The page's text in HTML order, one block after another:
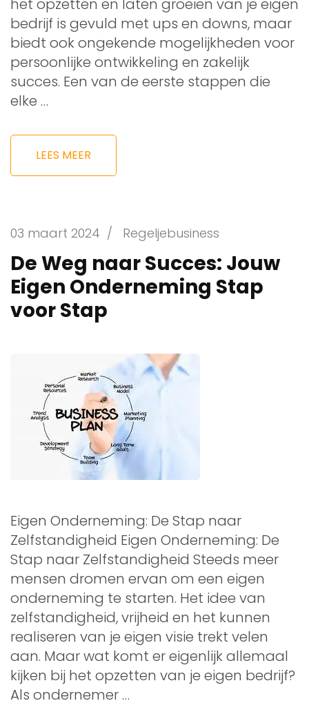
het opzetten en laten groeien van je eigen
bedrijf is gevuld met ups en downs, maar
biedt ook ongekende mogelijkheden voor
persoonlijke ontwikkeling en zakelijk
succes. Een van de eerste stappen die
elke …
LEES MEER
03 maart 2024 / Regeljebusiness
De Weg naar Succes: Jouw
Eigen Onderneming Stap
voor Stap
Eigen Onderneming: De Stap naar
Zelfstandigheid Eigen Onderneming: De
Stap naar Zelfstandigheid Steeds meer
mensen dromen ervan om een eigen
onderneming te starten. Het idee van
zelfstandigheid, vrijheid en het kunnen
realiseren van je eigen visie trekt velen
aan. Maar wat komt er eigenlijk allemaal
kijken bij het opzetten van je eigen bedrijf?
Als ondernemer …